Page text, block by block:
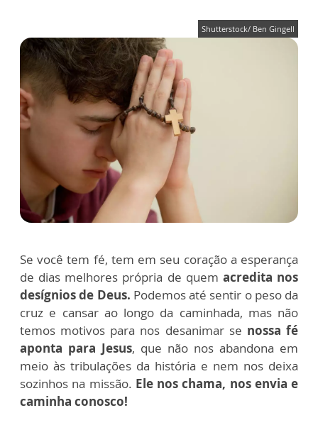
Shutterstock/ Ben Gingell
Se você tem fé, tem em seu coração a esperança
de dias melhores própria de quem acredita nos
desígnios de Deus. Podemos até sentir o peso da
cruz e cansar ao longo da caminhada, mas não
temos motivos para nos desanimar se nossa fé
aponta para Jesus, que não nos abandona em
meio às tribulações da história e nem nos deixa
sozinhos na missão. Ele nos chama, nos envia e
caminha conosco!